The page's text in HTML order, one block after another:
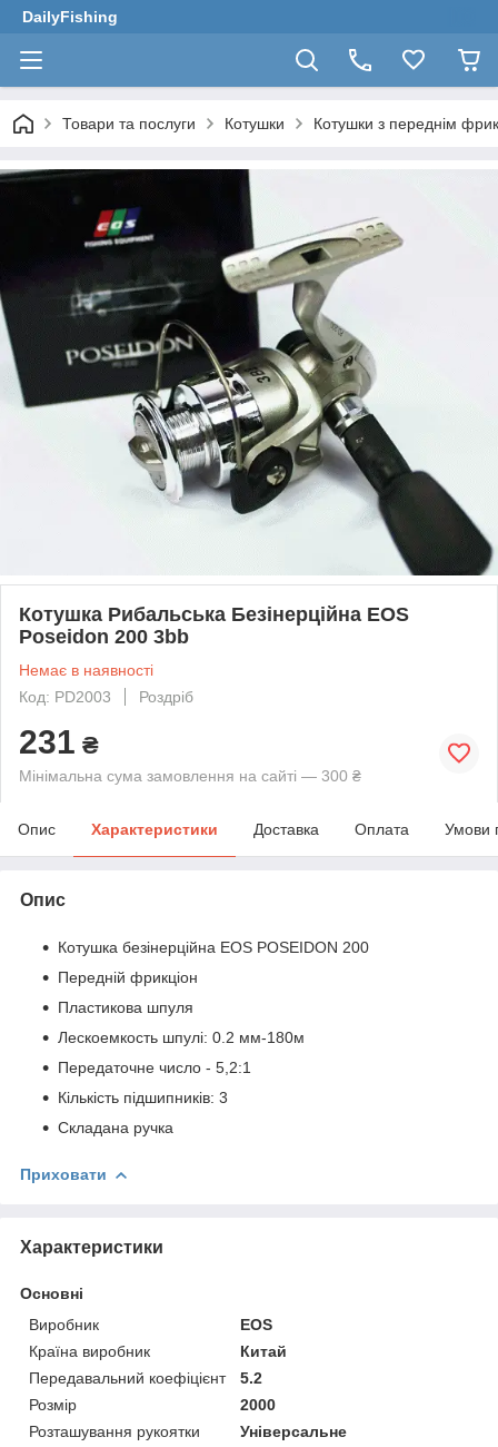
DailyFishing
Товари та послуги Котушки Котушки з переднім
Котушка Рибальська Безінерційна EOS
Poseidon 200 3bb
Немає в наявності
Код: PD2003
Роздріб
231 ₴
Мінімальна сума замовлення на сайті — 300 ₴
Опис Характеристики Доставка Оплата Умови
Опис
Котушка безінерційна EOS POSEIDON 200
Передній фрикціон
Пластикова шпуля
Лескоемкость шпулі: 0.2 мм-180м
Передаточне число - 5,2:1
Кількість підшипників: 3
Складана ручка
Приховати
Характеристики
Основні
Виробник
EOS
Країна виробник
Китай
Передавальний коефіцієнт
5.2
Розмір
2000
Розташування рукоятки
Універсальне